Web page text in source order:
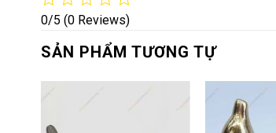
0/5 (0 Reviews)
SẢN PHẨM TƯƠNG TỰ